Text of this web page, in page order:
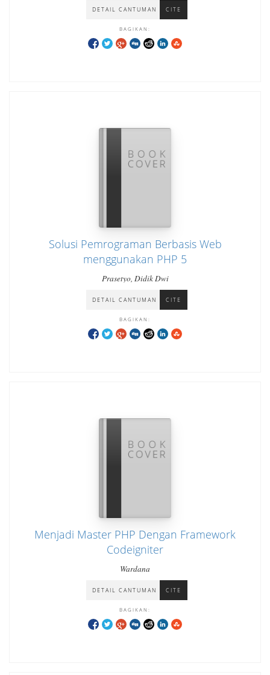
DETAIL CANTUMAN CITE
BAGIKAN:
Solusi Pemrograman Berbasis Web
menggunakan PHP 5
Prasetyo, Didik Dwi
DETAIL CANTUMAN CITE
BAGIKAN:
Menjadi Master PHP Dengan Framework
Codeigniter
Wardana
DETAIL CANTUMAN CITE
BAGIKAN: